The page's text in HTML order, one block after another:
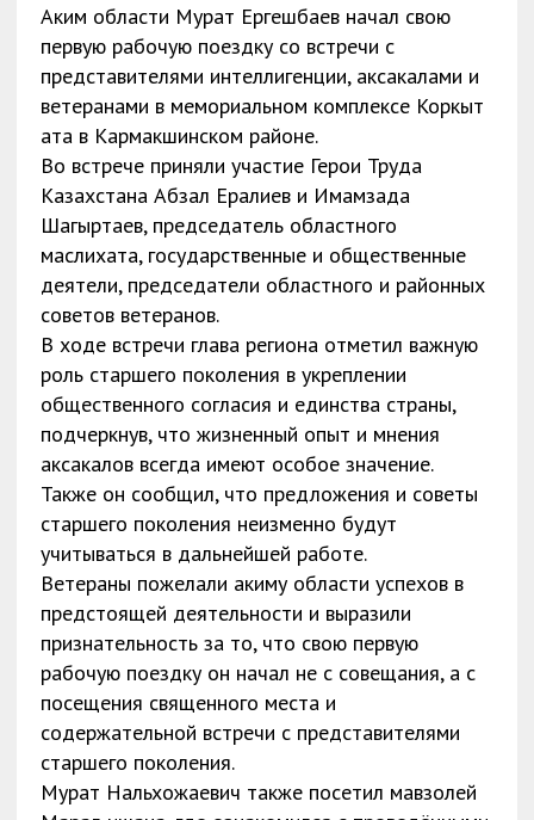
Аким области Мурат Ергешбаев начал свою
первую рабочую поездку со встречи с
представителями интеллигенции, аксакалами и
ветеранами в мемориальном комплексе Коркыт
ата в Кармакшинском районе.
Во встрече приняли участие Герои Труда
Казахстана Абзал Ералиев и Имамзада
Шагыртаев, председатель областного
маслихата, государственные и общественные
деятели, председатели областного и районных
советов ветеранов.
В ходе встречи глава региона отметил важную
роль старшего поколения в укреплении
общественного согласия и единства страны,
подчеркнув, что жизненный опыт и мнения
аксакалов всегда имеют особое значение.
Также он сообщил, что предложения и советы
старшего поколения неизменно будут
учитываться в дальнейшей работе.
Ветераны пожелали акиму области успехов в
предстоящей деятельности и выразили
признательность за то, что свою первую
рабочую поездку он начал не с совещания, а с
посещения священного места и
содержательной встречи с представителями
старшего поколения.
Мурат Нальхожаевич также посетил мавзолей